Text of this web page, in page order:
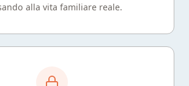
alla vita familiare reale.